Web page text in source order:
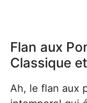
Flan aux
Classique
Ah, le flan aux